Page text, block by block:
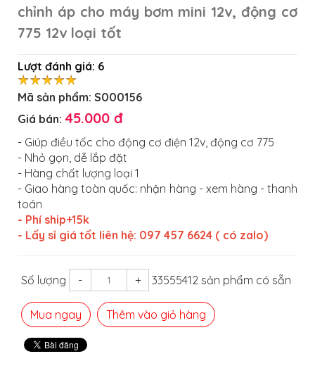
chỉnh áp cho máy bơm mini 12v, động cơ
775 12v loại tốt
Lượt đánh giá: 6
Mã sản phẩm: S000156
Giá bán: 45.000 đ
- Giúp điều tốc cho động cơ điện 12v, động cơ 775
- Nhỏ gọn, dễ lắp đặt
- Hàng chất lượng loại 1
- Giao hàng toàn quốc: nhận hàng - xem hàng - thanh
toán
- Phí ship+15k
- Lấy sỉ giá tốt liên hệ: 097 457 6624 ( có zalo)
Số lượng - + 33555412 sản phẩm có sẵn
Mua ngay Thêm vào giỏ hàng